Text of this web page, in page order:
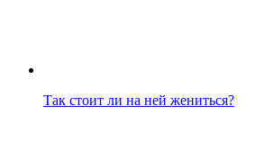
Так стоит ли на ней жениться?